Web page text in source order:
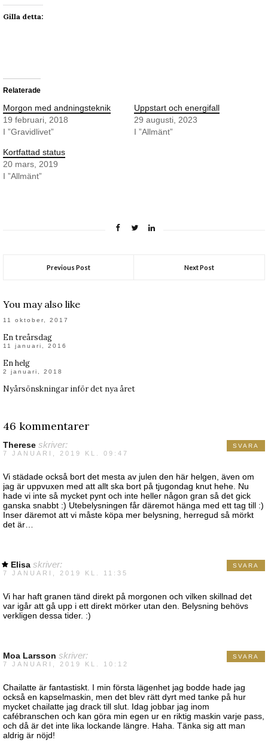
Gilla detta:
Relaterade
Morgon med andningsteknik
19 februari, 2018
I ”Gravidlivet”
Uppstart och energifall
29 augusti, 2023
I ”Allmänt”
Kortfattad status
20 mars, 2019
I ”Allmänt”
Previous Post Next Post
You may also like
11 oktober, 2017
En treårsdag
11 januari, 2016
En helg
2 januari, 2018
Nyårsönskningar inför det nya året
46 kommentarer
Therese skriver:
7 JANUARI, 2019 KL. 09:47
Vi städade också bort det mesta av julen den här helgen, även om
jag är uppvuxen med att allt ska bort på tjugondag knut hehe. Nu
hade vi inte så mycket pynt och inte heller någon gran så det gick
ganska snabbt :) Utebelysningen får däremot hänga med ett tag till :)
Inser däremot att vi måste köpa mer belysning, herregud så mörkt
det är…
SVARA
Elisa skriver:
7 JANUARI, 2019 KL. 11:35
Vi har haft granen tänd direkt på morgonen och vilken skillnad det
var igår att gå upp i ett direkt mörker utan den. Belysning behövs
verkligen dessa tider. :)
SVARA
Moa Larsson skriver:
7 JANUARI, 2019 KL. 10:12
Chailatte är fantastiskt. I min första lägenhet jag bodde hade jag
också en kapselmaskin, men det blev rätt dyrt med tanke på hur
mycket chailatte jag drack till slut. Idag jobbar jag inom
cafébranschen och kan göra min egen ur en riktig maskin varje pass,
och då är det inte lika lockande längre. Haha. Tänka sig att man
aldrig är nöjd!
SVARA